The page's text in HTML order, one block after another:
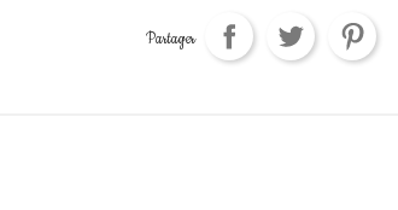
Partager